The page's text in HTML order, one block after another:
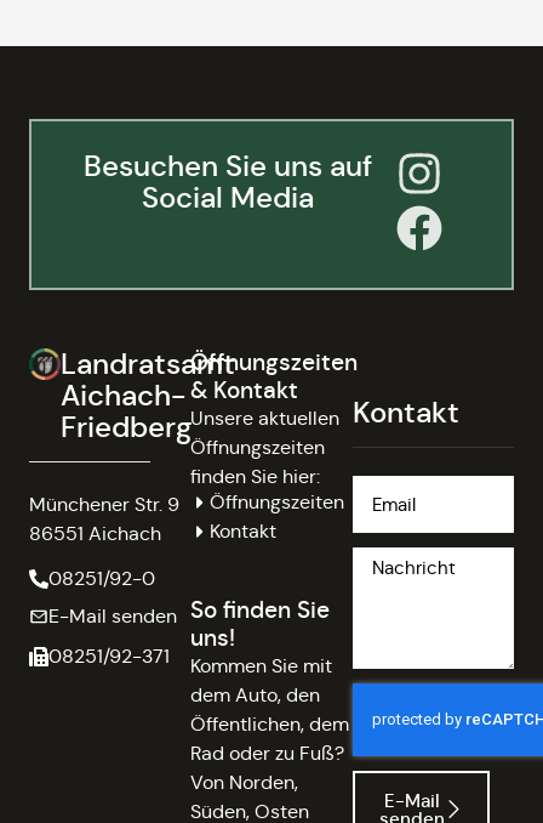
Besuchen Sie uns auf
Social Media
Landratsamt
Aichach-
Friedberg
Münchener Str. 9
86551 Aichach
08251/92-0
E-Mail senden
08251/92-371
Öffnungszeiten
& Kontakt
Unsere aktuellen
Öffnungszeiten
finden Sie hier:
Öffnungszeiten
Kontakt
So finden Sie
uns!
Kommen Sie mit
dem Auto, den
Öffentlichen, dem
Rad oder zu Fuß?
Von Norden,
Süden, Osten
Kontakt
E-Mail